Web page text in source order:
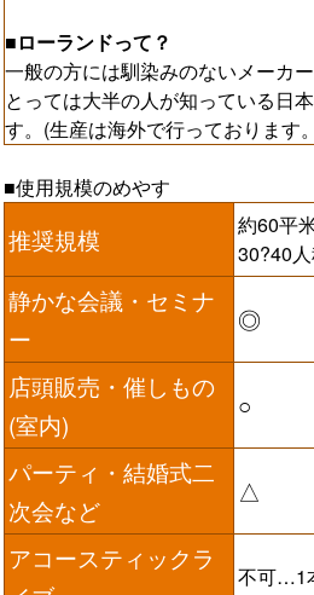
■ローランドって？
一般の方には馴染みのないメーカ
とっては大半の人が知っている日
す。(生産は海外で行っております
■使用規模のめやす
推奨規模
約60平
30?40
静かな会議・セミナ
ー
◎
店頭販売・催しもの
(室内)
○
パーティ・結婚式二
次会など
△
アコースティックラ
不可…1